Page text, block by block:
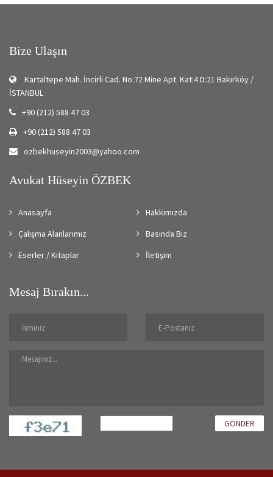
Bize Ulaşın
Kartaltepe Mah. İncirli Cad. No:72 Mine Apt. Kat:4 D:21 Bakırköy /
İSTANBUL
+90 (212) 588 47 03
+90 (212) 588 47 03
ozbekhuseyin2003@yahoo.com
Avukat Hüseyin ÖZBEK
Anasayfa
Hakkımızda
Çalışma Alanlarımız
Basında Biz
Eserler / Kitaplar
İletişim
Mesaj Bırakın...
GÖNDER